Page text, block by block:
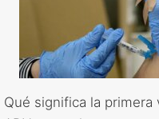
Qué significa la primera